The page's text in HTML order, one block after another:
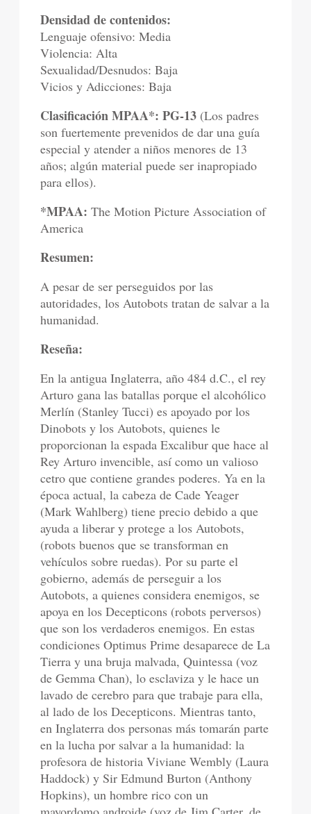
Densidad de contenidos:
Lenguaje ofensivo: Media
Violencia: Alta
Sexualidad/Desnudos: Baja
Vicios y Adicciones: Baja
Clasificación MPAA*: PG-13 (Los padres
son fuertemente prevenidos de dar una guía
especial y atender a niños menores de 13
años; algún material puede ser inapropiado
para ellos).
*MPAA: The Motion Picture Association of
America
Resumen:
A pesar de ser perseguidos por las
autoridades, los Autobots tratan de salvar a la
humanidad.
Reseña:
En la antigua Inglaterra, año 484 d.C., el rey
Arturo gana las batallas porque el alcohólico
Merlín (Stanley Tucci) es apoyado por los
Dinobots y los Autobots, quienes le
proporcionan la espada Excalibur que hace al
Rey Arturo invencible, así como un valioso
cetro que contiene grandes poderes. Ya en la
época actual, la cabeza de Cade Yeager
(Mark Wahlberg) tiene precio debido a que
ayuda a liberar y protege a los Autobots,
(robots buenos que se transforman en
vehículos sobre ruedas). Por su parte el
gobierno, además de perseguir a los
Autobots, a quienes considera enemigos, se
apoya en los Decepticons (robots perversos)
que son los verdaderos enemigos. En estas
condiciones Optimus Prime desaparece de La
Tierra y una bruja malvada, Quintessa (voz
de Gemma Chan), lo esclaviza y le hace un
lavado de cerebro para que trabaje para ella,
al lado de los Decepticons. Mientras tanto,
en Inglaterra dos personas más tomarán parte
en la lucha por salvar a la humanidad: la
profesora de historia Viviane Wembly (Laura
Haddock) y Sir Edmund Burton (Anthony
Hopkins), un hombre rico con un